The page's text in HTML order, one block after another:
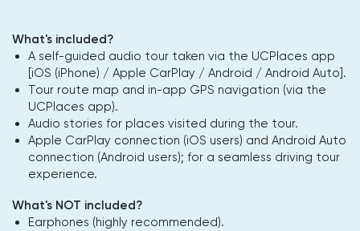
What's included?
A self-guided audio tour taken via the UCPlaces app
[iOS (iPhone) / Apple CarPlay / Android / Android Auto].
Tour route map and in-app GPS navigation (via the
UCPlaces app).
Audio stories for places visited during the tour.
Apple CarPlay connection (iOS users) and Android Auto
connection (Android users); for a seamless driving tour
experience.
What's NOT included?
Earphones (highly recommended).